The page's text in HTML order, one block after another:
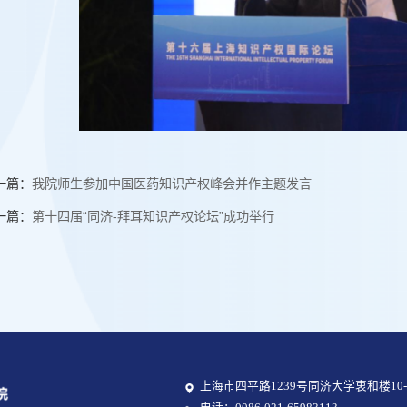
篇：我院师生参加中国医药知识产权峰会并作主题发言
篇： 第十四届“同济-拜耳知识产权论坛”成功举行
上海市四平路1239号同济大学衷和楼